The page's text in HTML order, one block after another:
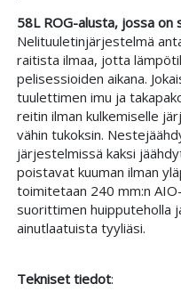
58L ROG-alusta, jossa on
Nelituuletinjärjestelmä
raitista ilmaa, jotta
pelisessioiden aikana.
tuulettimen imu ja
reitin ilman kulkemiselle
vähin tukoksin.
järjestelmissä kaksi
poistavat kuuman ilman
toimitetaan 240 mm:n
suorittimen huipputeholla
ainutlaatuista tyyliäsi.
Tekniset tiedot: